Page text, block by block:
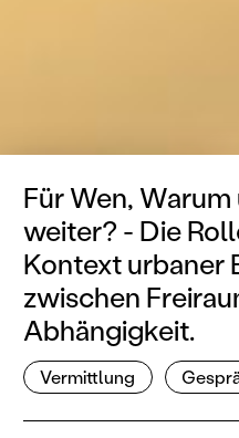
Für Wen,
weiter? - Die
Kontext urbaner
zwischen
Abhängigkeit.
Vermittlung